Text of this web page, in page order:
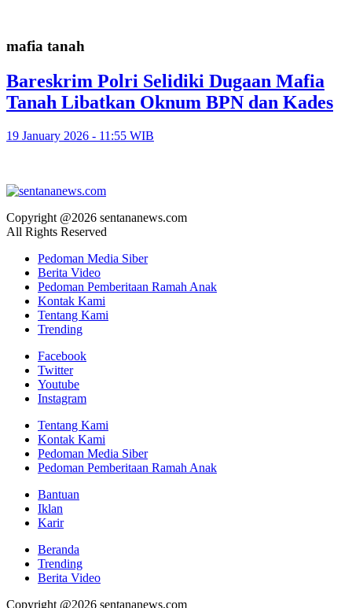
mafia tanah
Bareskrim Polri Selidiki Dugaan Mafia
Tanah Libatkan Oknum BPN dan Kades
19 January 2026 - 11:55 WIB
Copyright @2026 sentananews.com
All Rights Reserved
Pedoman Media Siber
Berita Video
Pedoman Pemberitaan Ramah Anak
Kontak Kami
Tentang Kami
Trending
Facebook
Twitter
Youtube
Instagram
Tentang Kami
Kontak Kami
Pedoman Media Siber
Pedoman Pemberitaan Ramah Anak
Bantuan
Iklan
Karir
Beranda
Trending
Berita Video
Copyright @2026 sentananews.com